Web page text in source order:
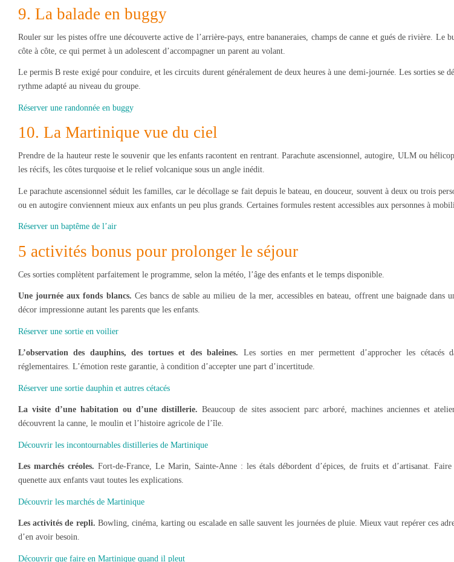
9. La balade en buggy
Rouler sur les pistes offre une découverte active de l’arrière-pays, entre bananeraies, champs de canne et gués de rivière. Le
côte à côte, ce qui permet à un adolescent d’accompagner un parent au volant.
Le permis B reste exigé pour conduire, et les circuits durent généralement de deux heures à une demi-journée. Les sorties se
rythme adapté au niveau du groupe.
Réserver une randonnée en buggy
10. La Martinique vue du ciel
Prendre de la hauteur reste le souvenir que les enfants racontent en rentrant. Parachute ascensionnel, autogire, ULM ou
les récifs, les côtes turquoise et le relief volcanique sous un angle inédit.
Le parachute ascensionnel séduit les familles, car le décollage se fait depuis le bateau, en douceur, souvent à deux ou trois
ou en autogire conviennent mieux aux enfants un peu plus grands. Certaines formules restent accessibles aux personnes à
Réserver un baptême de l’air
5 activités bonus pour prolonger le séjour
Ces sorties complètent parfaitement le programme, selon la météo, l’âge des enfants et le temps disponible.
Une journée aux fonds blancs. Ces bancs de sable au milieu de la mer, accessibles en bateau, offrent une baignade dans
décor impressionne autant les parents que les enfants.
Réserver une sortie en voilier
L’observation des dauphins, des tortues et des baleines. Les sorties en mer permettent d’approcher les cétacés
réglementaires. L’émotion reste garantie, à condition d’accepter une part d’incertitude.
Réserver une sortie dauphin et autres cétacés
La visite d’une habitation ou d’une distillerie. Beaucoup de sites associent parc arboré, machines anciennes et
découvrent la canne, le moulin et l’histoire agricole de l’île.
Découvrir les incontournables distilleries de Martinique
Les marchés créoles. Fort-de-France, Le Marin, Sainte-Anne : les étals débordent d’épices, de fruits et d’artisanat.
quenette aux enfants vaut toutes les explications.
Découvrir les marchés de Martinique
Les activités de repli. Bowling, cinéma, karting ou escalade en salle sauvent les journées de pluie. Mieux vaut repérer ces
d’en avoir besoin.
Découvrir que faire en Martinique quand il pleut